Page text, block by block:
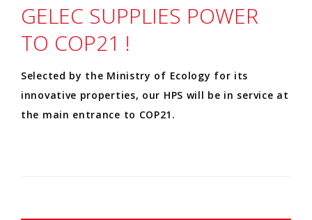
GELEC SUPPLIES POWER
TO COP21 !
Selected by the Ministry of Ecology for its
innovative properties, our HPS will be in service at
the main entrance to COP21.